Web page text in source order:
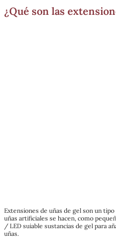
¿Qué son las
Extensiones de uñas de gel son un
uñas artificiales se hacen, como
/ LED suiable sustancias de gel para
uñas.